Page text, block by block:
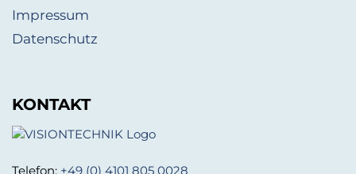
Impressum
Datenschutz
KONTAKT
Telefon: +49 (0) 4101 805 0028